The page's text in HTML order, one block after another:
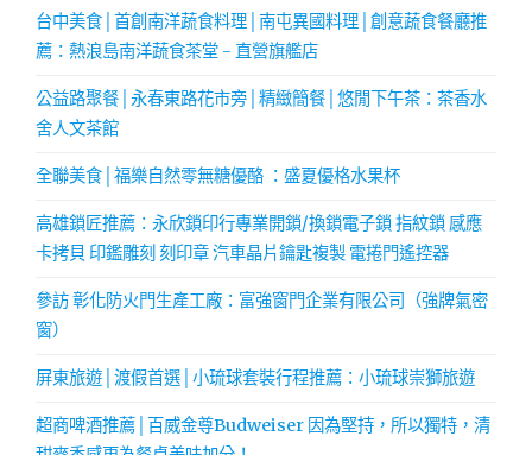
台中美食│首創南洋蔬食料理│南屯異國料理│創意蔬食餐廳推
薦：熱浪島南洋蔬食茶堂 - 直營旗艦店
公益路聚餐│永春東路花市旁│精緻簡餐│悠閒下午茶：茶香水
舍人文茶館
全聯美食│福樂自然零無糖優酪 ：盛夏優格水果杯
高雄鎖匠推薦：永欣鎖印行專業開鎖/換鎖電子鎖 指紋鎖 感應
卡拷貝 印鑑雕刻 刻印章 汽車晶片鑰匙複製 電捲門遙控器
參訪 彰化防火門生產工廠：富強窗門企業有限公司（強牌氣密
窗）
屏東旅遊│渡假首選│小琉球套裝行程推薦：小琉球崇獅旅遊
超商啤酒推薦│百威金尊Budweiser 因為堅持，所以獨特，清